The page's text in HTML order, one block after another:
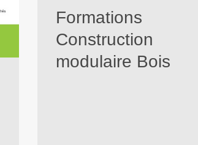
Formations
Construction
modulaire Bois